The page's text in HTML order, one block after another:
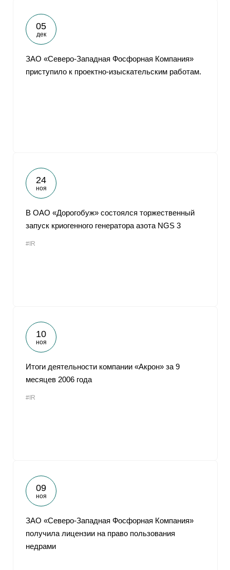
05
дек
ЗАО «Северо-Западная Фосфорная Компания»
приступило к проектно-изыскательским работам.
24
ноя
В ОАО «Дорогобуж» состоялся торжественный
запуск криогенного генератора азота NGS 3
#IR
10
ноя
Итоги деятельности компании «Акрон» за 9
месяцев 2006 года
#IR
09
ноя
ЗАО «Северо-Западная Фосфорная Компания»
получила лицензии на право пользования
недрами